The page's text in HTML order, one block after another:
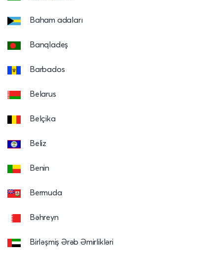
Baham adaları
Banqladeş
Barbados
Belarus
Belçika
Beliz
Benin
Bermuda
Bəhreyn
Birləşmiş Ərəb Əmirlikləri